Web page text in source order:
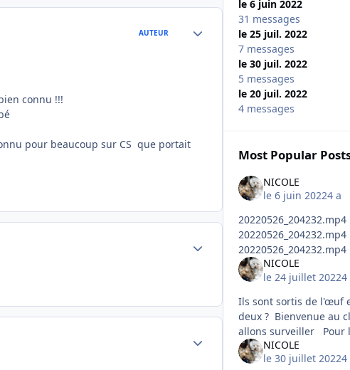
AUTEUR Author stats
connu !!!
pour beaucoup sur CS que portait
Author stats
Author stats
le 6 juin 2022
31 messages
le 25 juil. 2022
7 messages
le 30 juil. 2022
5 messages
le 20 juil. 2022
4 messages
Most Popular
NICOLE
le 6 juin 20224 a
20220526_204232.mp4
20220526_204232.mp4
20220526_204232.mp4
20220526_204232.mp4
NICOLE
le 24 juillet 20224
Ils sont sortis de l'œuf
deux ? Bienvenue au
allons surveiller Pour
NICOLE
le 30 juillet 20224